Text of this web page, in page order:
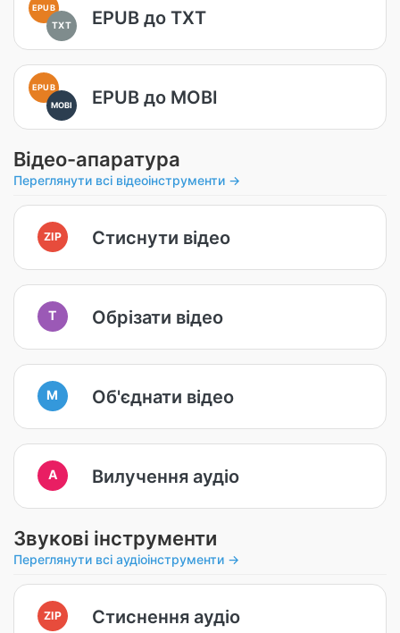
EPUB
TXT EPUB до TXT
EPUB
MOBI
EPUB до MOBI
Відео-апаратура
Переглянути всі відеоінструменти →
ZIP Стиснути відео
T Обрізати відео
M Об'єднати відео
A Вилучення аудіо
Звукові інструменти
Переглянути всі аудіоінструменти →
ZIP Стиснення аудіо